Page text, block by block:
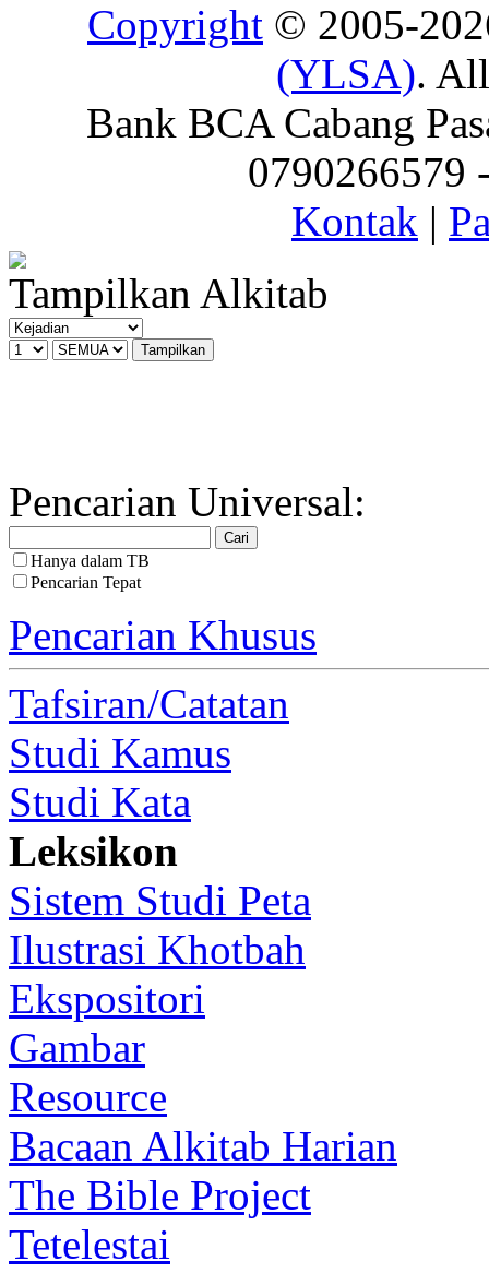
Copyright © 2005-
(YLSA).
Bank BCA Cabang
0790266579
Kontak |
Tampilkan Alkitab
Pencarian Universal:
Hanya dalam TB
Pencarian Tepat
Pencarian Khusus
Tafsiran/Catatan
Studi Kamus
Studi Kata
Leksikon
Sistem Studi Peta
Ilustrasi Khotbah
Ekspositori
Gambar
Resource
Bacaan Alkitab Harian
The Bible Project
Tetelestai